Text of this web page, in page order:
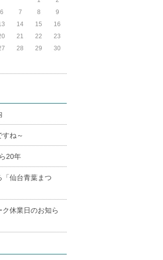
6 7 8
9
14 15
16
21 22
23
28 29
30
すね～
20年
仙台青葉まつ
ク休業日のお知ら